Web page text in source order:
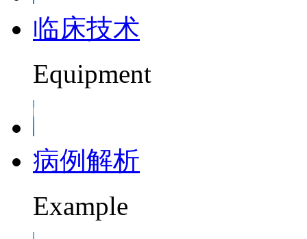
临床技术
Equipment
病例解析
Example